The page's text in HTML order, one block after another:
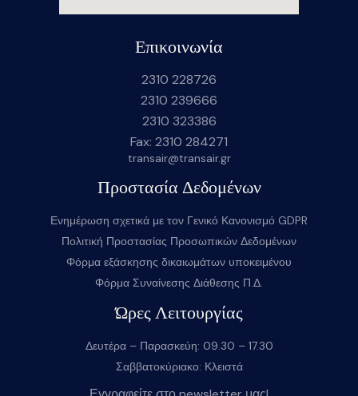
Επικοινωνία
2310 228726
2310 239666
2310 323386
Fax: 2310 284271
transair@transair.gr
Προστασία Δεδομένων
Ενημέρωση σχετικά με τον Γενικό Κανονισμό GDPR
Πολιτική Προστασίας Προσωπικών Δεδομένων
Φόρμα εξάσκησης δικαιωμάτων υποκειμένου
Φόρμα Συναίνεσης Διάθεσης Π.Δ.
Ώρες Λειτουργίας
Δευτέρα – Παρασκεύη: 09.30 – 17.30
Σαββατοκύριακο: Κλειστά